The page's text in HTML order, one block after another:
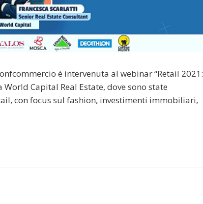
è intervenuta al webinar “Retail 2021:
Capital Real Estate, dove sono state
con focus sul fashion, investimenti immobiliari,